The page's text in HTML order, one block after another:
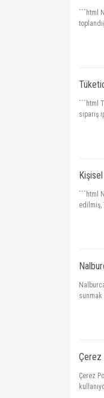
```html
```html
sipariş
```html
edilmiş,
sunmak
Çerez
Çerez